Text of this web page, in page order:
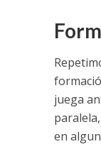
juega
en